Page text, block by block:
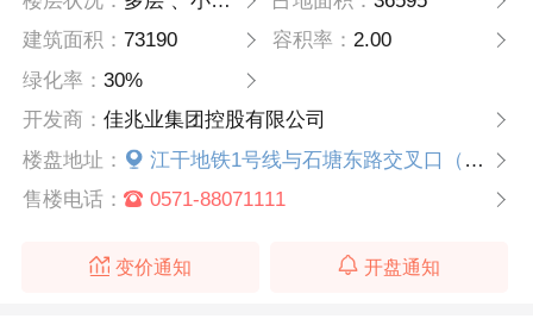
建筑面积：73190 容积率： 2.00
绿化率：30%
开发商：佳兆业集团控股有限公司
楼盘地址：
江干地铁1号线与石塘东路交叉口（乔司南站地铁口向北约300米）
售楼电话：
0571-88071111
变价通知 开盘通知